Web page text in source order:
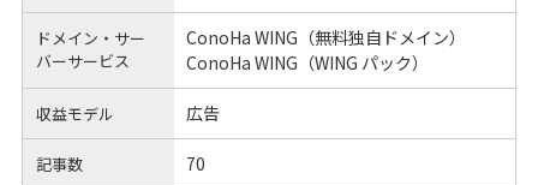
ドメイン・サー
バーサービス
ConoHa WING（無料独自ドメイン）
ConoHa WING（WING パック）
収益モデル 広告
記事数 70